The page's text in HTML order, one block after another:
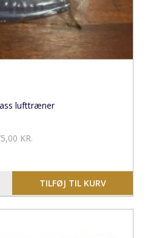
lufttræner
KR.
TILFØJ TIL KURV